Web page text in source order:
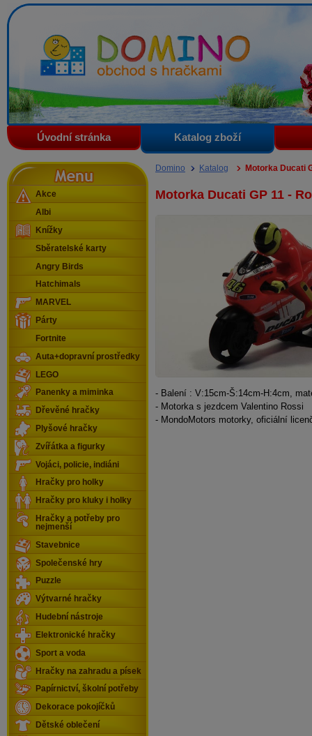
Domino - obchod s hračkami
Úvodní stránka Katalog zboží
Domino Katalog Motorka Ducati
Motorka Ducati GP 11 -
- Balení : V:15cm-Š:14cm-H:4cm,
- Motorka s jezdcem Valentino Rossi
- MondoMotors motorky, oficiální
Menu
Akce
Albi
Knížky
Sběratelské karty
Angry Birds
Hatchimals
MARVEL
Párty
Fortnite
Auta+dopravní prostředky
LEGO
Panenky a miminka
Dřevěné hračky
Plyšové hračky
Zvířátka a figurky
Vojáci, policie, indiáni
Hračky pro holky
Hračky pro kluky i holky
Hračky a potřeby pro
nejmenší
Stavebnice
Společenské hry
Puzzle
Výtvarné hračky
Hudební nástroje
Elektronické hračky
Sport a voda
Hračky na zahradu a písek
Papírnictví, školní potřeby
Dekorace pokojíčků
Dětské oblečení